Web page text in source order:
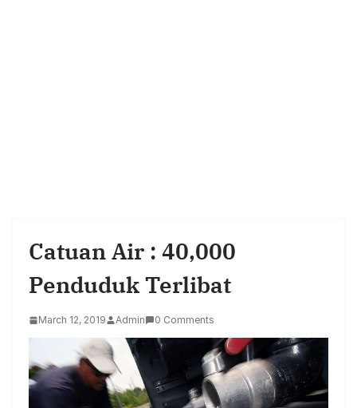
Catuan Air : 40,000
Penduduk Terlibat
March 12, 2019 Admin 0 Comments